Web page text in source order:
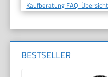
Kaufberatung FAQ-
BESTSELLER